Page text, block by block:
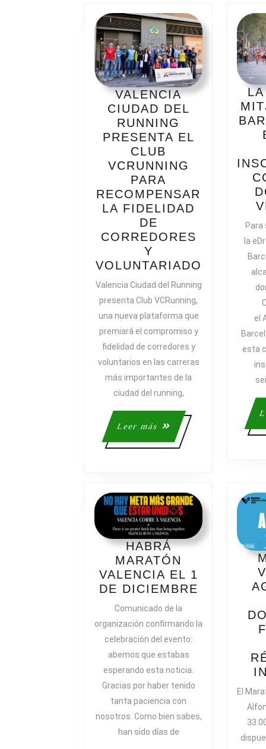
VALENCIA
CIUDAD DEL
RUNNING
PRESENTA EL
CLUB
VCRUNNING
PARA
RECOMPENSAR
LA FIDELIDAD
DE
CORREDORES
Y
VOLUNTARIADO
CIUDAD
DEL
RUNNING
Valencia Ciudad del Running
presenta Club VCRunning,
una nueva plataforma que
premiará el compromiso y
fidelidad de corredores y
voluntarios en las carreras
más importantes de la
ciudad del running,
Leer más
Leer
más
Para
la
el
esta
HABRÁ
MARATÓN
VALENCIA EL 1
DE DICIEMBRE
VALENCIA
EL
Comunicado de la
organización confirmando la
celebración del evento:
abemos que estabas
esperando esta noticia.
Gracias por haber tenido
tanta paciencia con
nosotros. Como bien sabes,
han sido días de
El